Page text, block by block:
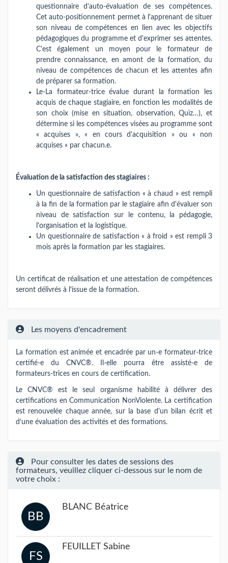
questionnaire d'auto-évaluation de ses compétences.
Cet auto-positionnement permet à l'apprenant de situer
son niveau de compétences en lien avec les objectifs
pédagogiques du programme et d'exprimer ses attentes.
C'est également un moyen pour le formateur de
prendre connaissance, en amont de la formation, du
niveau de compétences de chacun et les attentes afin
de préparer sa formation.
Le-La formateur-trice évalue durant la formation les
acquis de chaque stagiaire, en fonction les modalités de
son choix (mise en situation, observation, Quiz…), et
détermine si les compétences visées au programme sont
« acquises », « en cours d'acquisition » ou « non
acquises » par chacun.e.
Évaluation de la satisfaction des stagiaires :
Un questionnaire de satisfaction « à chaud » est rempli
à la fin de la formation par le stagiaire afin d'évaluer son
niveau de satisfaction sur le contenu, la pédagogie,
l'organisation et la logistique.
Un questionnaire de satisfaction « à froid » est rempli 3
mois après la formation par les stagiaires.
Un certificat de réalisation et une attestation de compétences
seront délivrés à l'issue de la formation.
Les moyens d'encadrement
La formation est animée et encadrée par un-e formateur-trice
certifié-e du CNVC®. Il-elle pourra être assisté-e de
formateurs-trices en cours de certification.
Le CNVC® est le seul organisme habilité à délivrer des
certifications en Communication NonViolente. La certification
est renouvelée chaque année, sur la base d'un bilan écrit et
d'une évaluation des activités et des formations.
Pour consulter les dates de sessions des
formateurs, veuillez cliquer ci-dessous sur le nom de
votre choix :
BB
BLANC Béatrice
FS
FEUILLET Sabine